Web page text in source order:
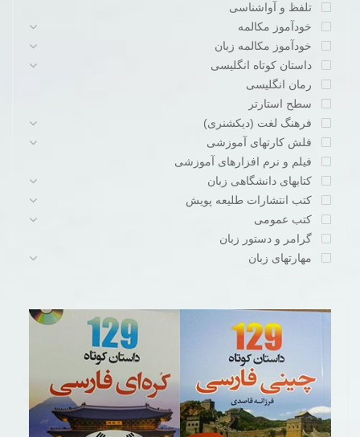
تلفظ و آواشناسی
خودآموز مکالمه
خودآموز مکالمه زبان
داستان کوتاه انگلیسی
رمان انگلیسی
سطح استارتر
فرهنگ لغت (دیکشنری)
فلش کارتهای آموزشی
فیلم و نرم افزارهای آموزشی
کتابهای دانشگاهی زبان
کتب انتشارات طلیعه پویش
کتب عمومی
گرامر و دستور زبان
مهارتهای زبان